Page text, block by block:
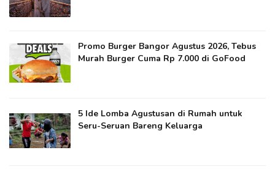
Promo Burger Bangor Agustus 2026, Tebus
Murah Burger Cuma Rp 7.000 di GoFood
5 Ide Lomba Agustusan di Rumah untuk
Seru-Seruan Bareng Keluarga